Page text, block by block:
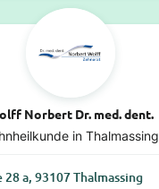
Norbert Dr. med. dent.
in Thalmassing
a, 93107 Thalmassing